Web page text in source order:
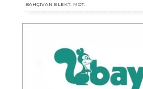
BAHÇIVAN ELEKT. MOT.